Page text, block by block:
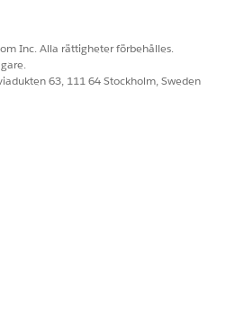
Inc. Alla rättigheter förbehålles.
63, 111 64 Stockholm, Sweden